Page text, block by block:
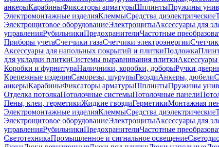
анкерыКарабиныФиксаторы арматурыШплинтыПружины
Электромонтажные изделияКлеммыСредства диэлектрические
Электрощитовое оборудованиеЭлектрощитыАксессуары для
управленияРубильникиПредохранителиЧастотные
Приборы учетаСчетчики газаСчетчики электроэнергии
Аксессуары для напольных покрытий и плиткиПодложка
для укладки плиткиСистемы выравнивания плитки
Коробки и фурнитураНаличники, коробки, доборыРучки
Крепежные изделияСаморезы, шурупыГвоздиАнкеры, дюбели
анкерыКарабиныФиксаторы арматурыШплинтыПружины
Отделка потолкаПотолочные системыПотолочные панели
Пены, клеи, герметикиЖидкие гвоздиГерметикиМонтажная
Электромонтажные изделияКлеммыСредства диэлектрические
Электрощитовое оборудованиеЭлектрощитыАксессуары для
управленияРубильникиПредохранителиЧастотные
СветотехникаПромышленное и сигнальное освещение